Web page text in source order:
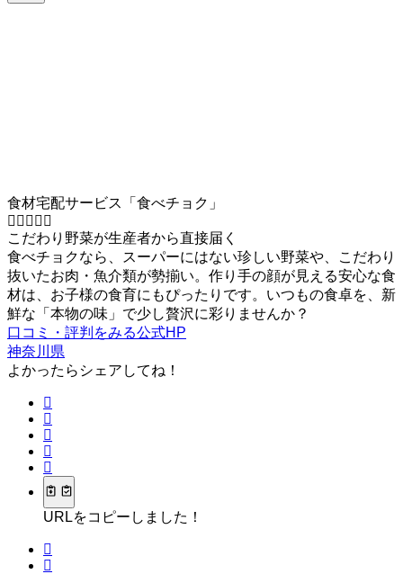
食材宅配サービス「食べチョク」
こだわり野菜が生産者から直接届く
食べチョクなら、スーパーにはない珍しい野菜や、こだわり
抜いたお肉・魚介類が勢揃い。作り手の顔が見える安心な食
材は、お子様の食育にもぴったりです。いつもの食卓を、新
鮮な「本物の味」で少し贅沢に彩りませんか？
口コミ・評判をみる公式HP
神奈川県
よかったらシェアしてね！
URLをコピーしました！